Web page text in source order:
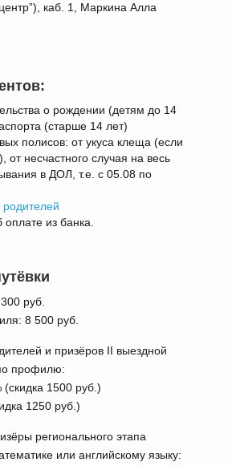
каб. 1, Маркина Алла
о рождении (детям до 14
(старше 14 лет)
полисов: от укуса клеща (если
от несчастного случая на весь
в ДОЛ, т.е. с 05.08 по
родителей
из банка.
руб.
8 500 руб.
и призёров II выездной
профилю:
1500 руб.)
1250 руб.)
регионального этапа
или английскому языку: